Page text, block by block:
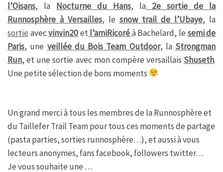
l’Oisans, la Nocturne du Hans, la 2e sortie de la
Runnosphère à Versailles, le snow trail de l’Ubaye, la
sortie avecvinvin20etl’amiRicoréà Bachelard, lesemi de
Paris, une veillée du Bois Team Outdoor, la Strongman
Run, et une sortie avec mon compère versaillais Shuseth.
Une petite sélection de bons moments
Un grand merci à tous les membres de la Runnosphère et
du Taillefer Trail Team pour tous ces moments de partage
(pasta parties, sorties runnosphère…), et aussi à vous
lecteurs anonymes, fans facebook, followers twitter…
Je vous souhaite une …